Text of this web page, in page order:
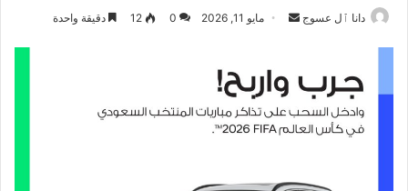
دانا ٱل عسوج
أرسل مايو 11, 2026 0
12 دقيقة واحدة